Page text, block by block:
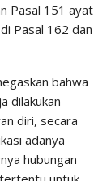
Pasal 151 ayat
Pasal 162 dan
bahwa
dilakukan
diri, secara
adanya
hubungan